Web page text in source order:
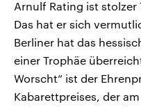
Arnulf Rating ist stolzer
Das hat er sich
Berliner hat das
einer Trophäe
Worscht“ ist der
Kabarettpreises, der